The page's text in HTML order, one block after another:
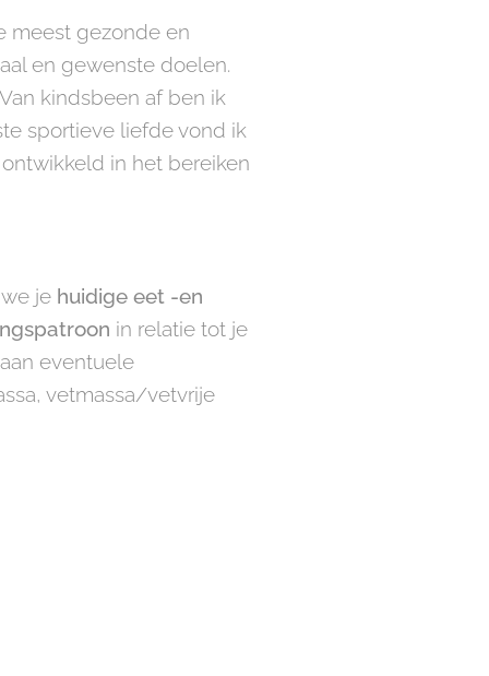
meest gezonde en
en gewenste doelen.
kindsbeen af ben ik
sportieve liefde vond ik
in het bereiken
je huidige eet -en
in relatie tot je
eventuele
vetmassa/vetvrije